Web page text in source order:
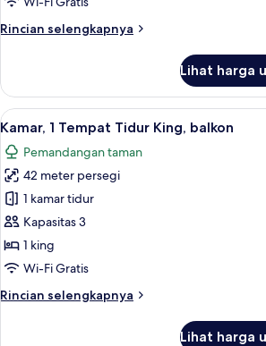
King,
Rincian selengkapnya
Rincian
Kamar
Eksekutif,
1
Tempat
Tidur
King,
balkon
Lihat harga
Lihat
semua
foto
untuk
Kamar,
1
Tempat
Tidur
balkon
Minibar,
17
Kamar, 1 Tempat Tidur King, balkon
Pemandangan taman
42 meter persegi
1 kamar tidur
Kapasitas 3
1 king
Wi-Fi Gratis
Rincian selengkapnya
Rincian
Lihat harga